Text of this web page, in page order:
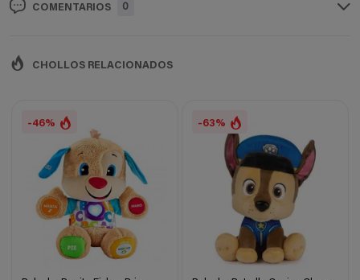
COMENTARIOS 0
CHOLLOS RELACIONADOS
-46% -63%